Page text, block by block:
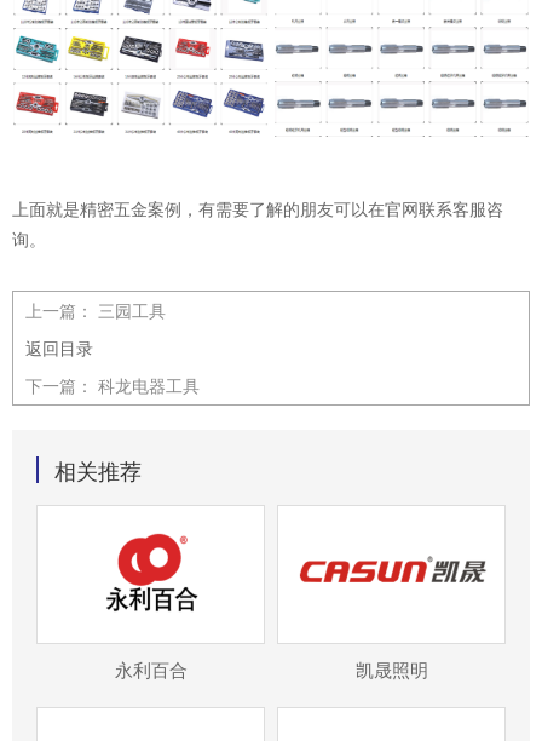
上面就是精密五金案例，有需要了解的朋友可以在官网联系客服咨
询。
上一篇： 三园工具
返回目录
下一篇： 科龙电器工具
相关推荐
永利百合 凯晟照明